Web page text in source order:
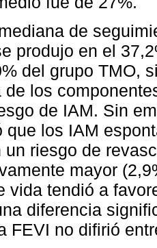
de
produjo en el
del grupo TMO,
de los
de IAM. Sin
que los IAM
un riesgo de
mayor
vida tendió a
diferencia
FEVI no difirió